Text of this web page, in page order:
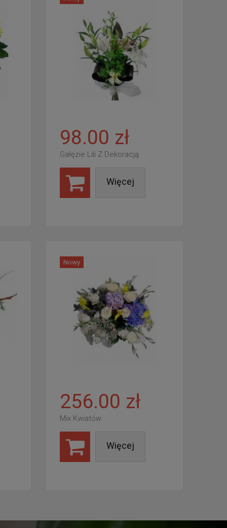
98.00 zł
Gałęzie Lili Z Dekoracją
Więcej
Nowy
256.00 zł
Mix Kwiatów
Więcej